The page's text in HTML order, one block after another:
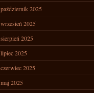
październik 2025
wrzesień 2025
sierpień 2025
lipiec 2025
czerwiec 2025
maj 2025